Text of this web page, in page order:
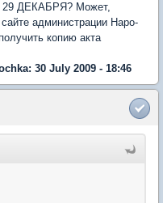
29 ДЕКАБРЯ? Может,
администрации Наро-
копию акта
30 July 2009 - 18:46